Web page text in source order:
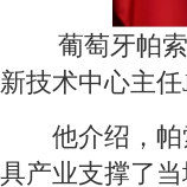
葡萄牙帕索
新技术中心主
他介绍，帕索
具产业支撑了